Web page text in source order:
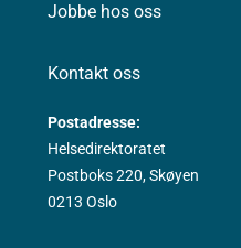
Jobbe hos oss
Kontakt oss
Postadresse:
Helsedirektoratet
Postboks 220, Skøyen
0213 Oslo